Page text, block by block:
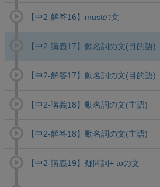
【中2-解答16】mustの文
【中2-講義17】動名詞の文(目的語)
【中2-解答17】動名詞の文(目的語)
【中2-講義18】動名詞の文(主語)
【中2-解答18】動名詞の文(主語)
【中2-講義19】疑問詞+ toの文